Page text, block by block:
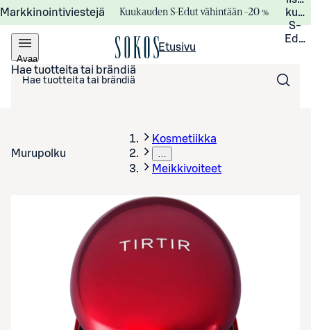
Markkinointiviestejä Kuukauden S-Edut vähintään –20 %
S-
Avaa
valikko
Etusivu
Hae tuotteita tai brändiä
Murupolku
Kosmetiikka
…
Meikkivoiteet
Avaa tuotekuva suurennettuna